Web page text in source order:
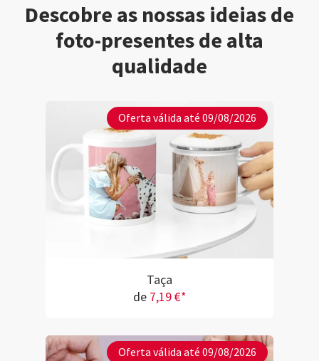
Descobre as nossas ideias de
foto-presentes de alta
qualidade
Oferta válida até 09/08/2026
Taça
de 7,19 €*
Oferta válida até 09/08/2026